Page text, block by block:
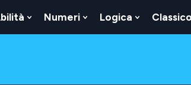
Show
Submenu
Numeri
Show
Submenu
Logica
Show
Submenu
Classico